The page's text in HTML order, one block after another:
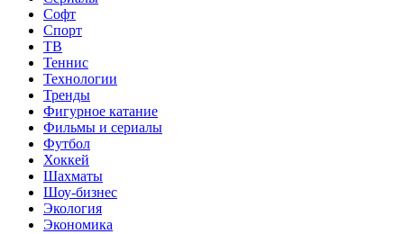
Софт
Спорт
ТВ
Теннис
Технологии
Тренды
Фигурное катание
Фильмы и сериалы
Футбол
Хоккей
Шахматы
Шоу-бизнес
Экология
Экономика